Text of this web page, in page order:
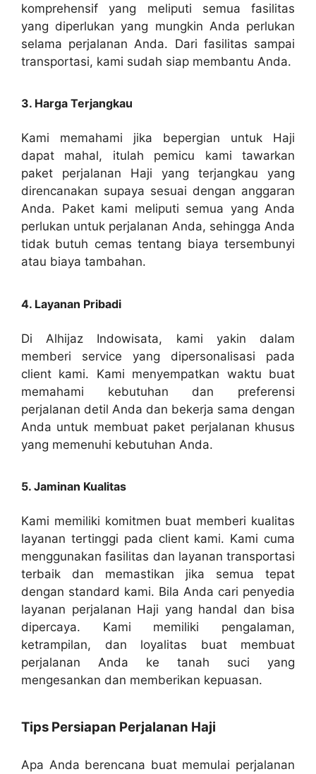
komprehensif yang meliputi semua fasilitas
yang diperlukan yang mungkin Anda perlukan
selama perjalanan Anda. Dari fasilitas sampai
transportasi, kami sudah siap membantu Anda.
3. Harga Terjangkau
Kami memahami jika bepergian untuk Haji
dapat mahal, itulah pemicu kami tawarkan
paket perjalanan Haji yang terjangkau yang
direncanakan supaya sesuai dengan anggaran
Anda. Paket kami meliputi semua yang Anda
perlukan untuk perjalanan Anda, sehingga Anda
tidak butuh cemas tentang biaya tersembunyi
atau biaya tambahan.
4. Layanan Pribadi
Di Alhijaz Indowisata, kami yakin dalam
memberi service yang dipersonalisasi pada
client kami. Kami menyempatkan waktu buat
memahami kebutuhan dan preferensi
perjalanan detil Anda dan bekerja sama dengan
Anda untuk membuat paket perjalanan khusus
yang memenuhi kebutuhan Anda.
5. Jaminan Kualitas
Kami memiliki komitmen buat memberi kualitas
layanan tertinggi pada client kami. Kami cuma
menggunakan fasilitas dan layanan transportasi
terbaik dan memastikan jika semua tepat
dengan standard kami. Bila Anda cari penyedia
layanan perjalanan Haji yang handal dan bisa
dipercaya. Kami memiliki pengalaman,
ketrampilan, dan loyalitas buat membuat
perjalanan Anda ke tanah suci yang
mengesankan dan memberikan kepuasan.
Tips Persiapan Perjalanan Haji
Apa Anda berencana buat memulai perjalanan